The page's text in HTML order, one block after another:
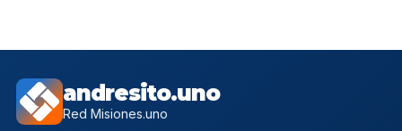
andresito.uno
Red Misiones.uno